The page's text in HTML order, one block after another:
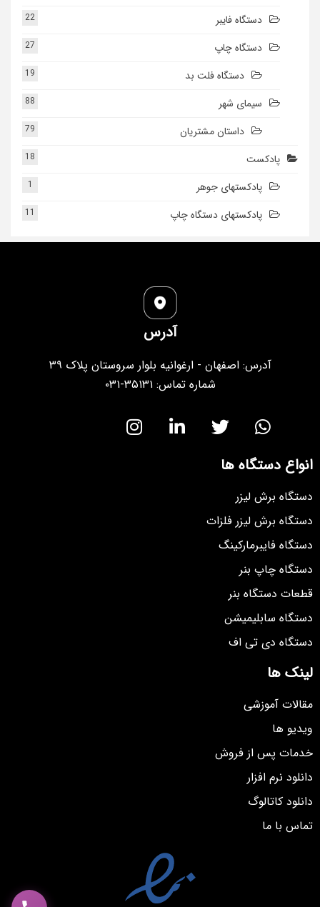
دستگاه فایبر 22
دستگاه چاپ 27
دستگاه فلت بد 19
سیمای شهر 88
داستان مشتریان 79
پادکست 18
پادکستهای جوهر 1
پادکستهای دستگاه چاپ 11
آدرس
آدرس: اصفهان - ارغوانیه بلوار سروستان پلاک ۳۹
شماره تماس: ۳۵۱۳۱-۰۳۱
انواع دستگاه ها
دستگاه برش لیزر
دستگاه برش لیزر فلزات
دستگاه فایبرمارکینگ
دستگاه چاپ بنر
قطعات دستگاه بنر
دستگاه سابلیمیشن
دستگاه دی تی اف
لینک ها
مقالات آموزشی
ویدیو ها
خدمات پس از فروش
دانلود نرم افزار
دانلود کاتالوگ
تماس با ما